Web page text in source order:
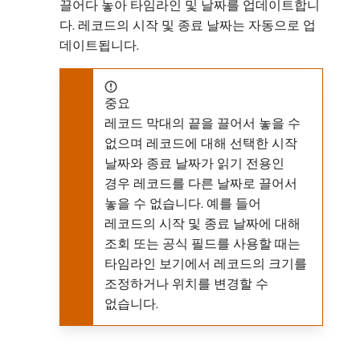
끌어다 놓아 타임라인 및 날짜를 업데이트합니
다. 레코드의 시작 및 종료 날짜는 자동으로 업
데이트됩니다.
중요
레코드 막대의 끝을 끌어서 놓을 수
없으며 레코드에 대해 선택한 시작
날짜와 종료 날짜가 읽기 전용인
경우 레코드를 다른 날짜로 끌어서
놓을 수 없습니다. 예를 들어
레코드의 시작 및 종료 날짜에 대해
조회 또는 공식 필드를 사용할 때는
타임라인 보기에서 레코드의 크기를
조정하거나 위치를 변경할 수
없습니다.